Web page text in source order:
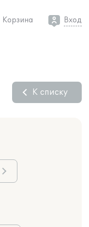
Корзина Вход
К списку